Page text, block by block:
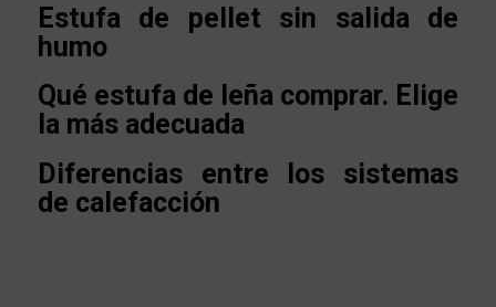
Estufa de pellet sin salida de
humo
Qué estufa de leña comprar. Elige
la más adecuada
Diferencias entre los sistemas
de calefacción